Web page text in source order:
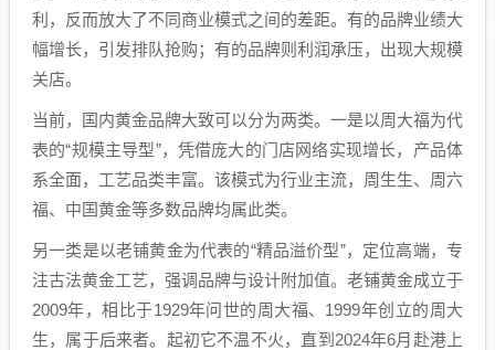
利，反而放大了不同商业模式之间的差距。有的品牌业绩大
幅增长，引发排队抢购；有的品牌则利润承压，出现大规模
关店。
当前，国内黄金品牌大致可以分为两类。一是以周大福为代
表的“规模主导型”，凭借庞大的门店网络实现增长，产品体
系全面，工艺品类丰富。该模式为行业主流，周生生、周六
福、中国黄金等多数品牌均属此类。
另一类是以老铺黄金为代表的“精品溢价型”，定位高端，专
注古法黄金工艺，强调品牌与设计附加值。老铺黄金成立于
2009年，相比于1929年问世的周大福、1999年创立的周大
生，属于后来者。起初它不温不火，直到2024年6月赴港上